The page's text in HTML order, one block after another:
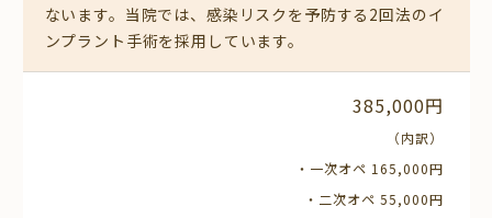
ないます。当院では、感染リスクを予防する2回法のイ
ンプラント手術を採用しています。
385,000円
（内訳）
・一次オペ 165,000円
・二次オペ 55,000円